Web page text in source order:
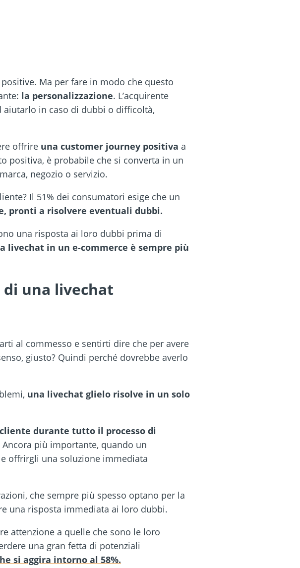
Ma per fare in modo che questo
la personalizzazione. L’acquirente
in caso di dubbi o difficoltà,
offrire una customer journey positiva a
positiva, è probabile che si converta in un
negozio o servizio.
Il 51% dei consumatori esige che un
pronti a risolvere eventuali dubbi.
una risposta ai loro dubbi prima di
livechat in un e-commerce è sempre più
di una livechat
al commesso e sentirti dire che per avere
giusto? Quindi perché dovrebbe averlo
una livechat glielo risolve in un solo
durante tutto il processo di
più importante, quando un
offrirgli una soluzione immediata
che sempre più spesso optano per la
una risposta immediata ai loro dubbi.
attenzione a quelle che sono le loro
una gran fetta di potenziali
si aggira intorno al 58%.